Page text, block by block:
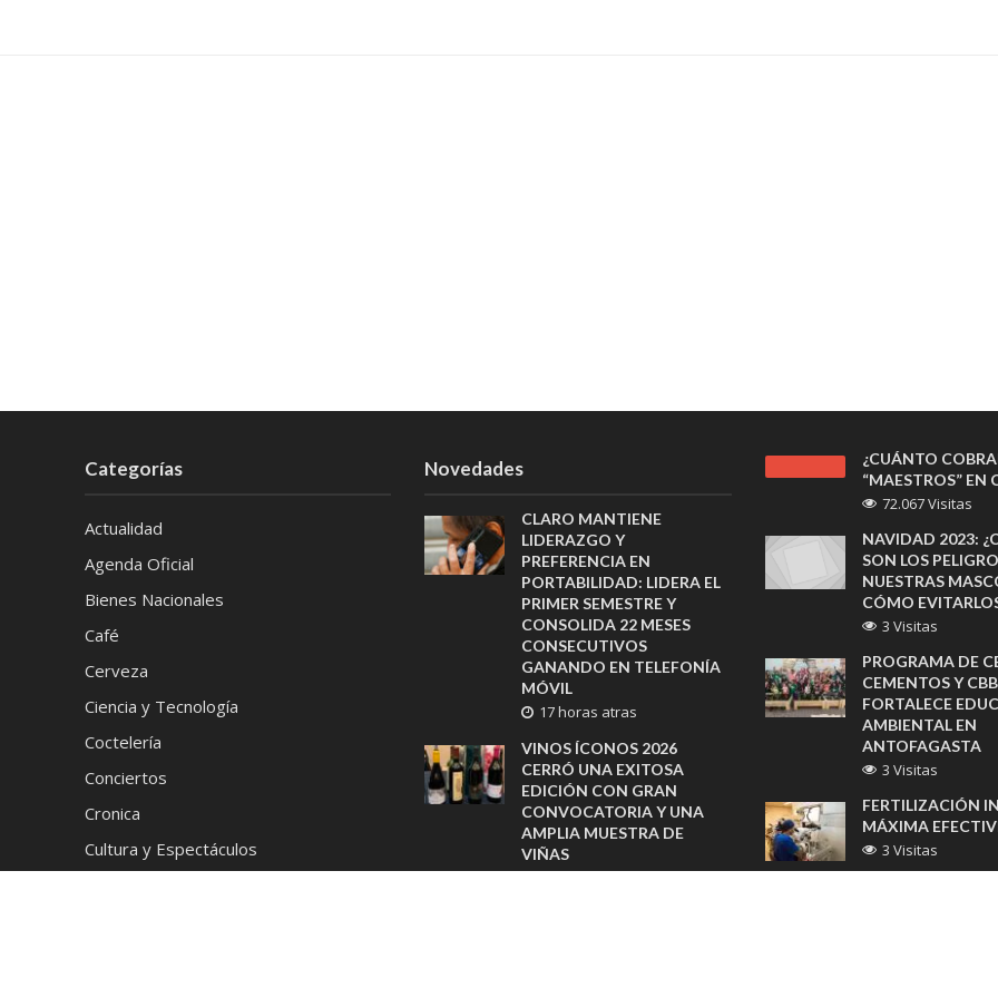
Categorías
Actualidad
Agenda Oficial
Bienes Nacionales
Café
Cerveza
Ciencia y Tecnología
Coctelería
Conciertos
Cronica
Cultura y Espectáculos
Novedades
CLARO MANTIENE
LIDERAZGO Y
PREFERENCIA EN
PORTABILIDAD: LIDERA EL
PRIMER SEMESTRE Y
CONSOLIDA 22 MESES
CONSECUTIVOS
GANANDO EN TELEFONÍA
MÓVIL
17 horas atras
VINOS ÍCONOS 2026
CERRÓ UNA EXITOSA
EDICIÓN CON GRAN
CONVOCATORIA Y UNA
AMPLIA MUESTRA DE
VIÑAS
agosto 6, 2026
¿CUÁNTO
“MAESTROS” EN
72.067 Visitas
NAVIDAD 2023:
SON LOS
NUESTRAS
CÓMO
3 Visitas
PROGRAMA DE
CEMENTOS Y
FORTALECE
AMBIENTAL EN
ANTOFAGASTA
3 Visitas
FERTILIZACIÓN
MÁXIMA
3 Visitas